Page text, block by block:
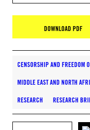
DOWNLOAD PDF
CENSORSHIP AND FREEDOM
MIDDLE EAST AND NORTH
RESEARCH RESEARCH